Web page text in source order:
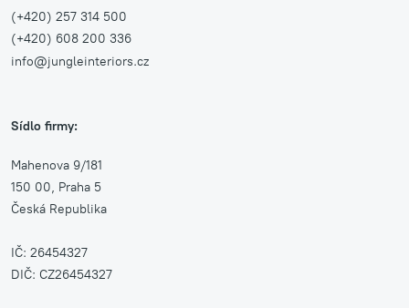
(+420) 257 314 500
(+420) 608 200 336
info@jungleinteriors.cz
Sídlo firmy:
Mahenova 9/181
150 00, Praha 5
Česká Republika
IČ: 26454327
DIČ: CZ26454327